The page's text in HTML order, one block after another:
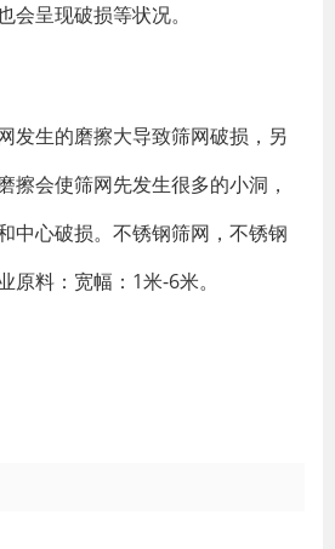
会呈现破损等状况。
发生的磨擦大导致筛网破损，另
擦会使筛网先发生很多的小洞，
中心破损。不锈钢筛网，不锈钢
原料：宽幅：1米-6米。